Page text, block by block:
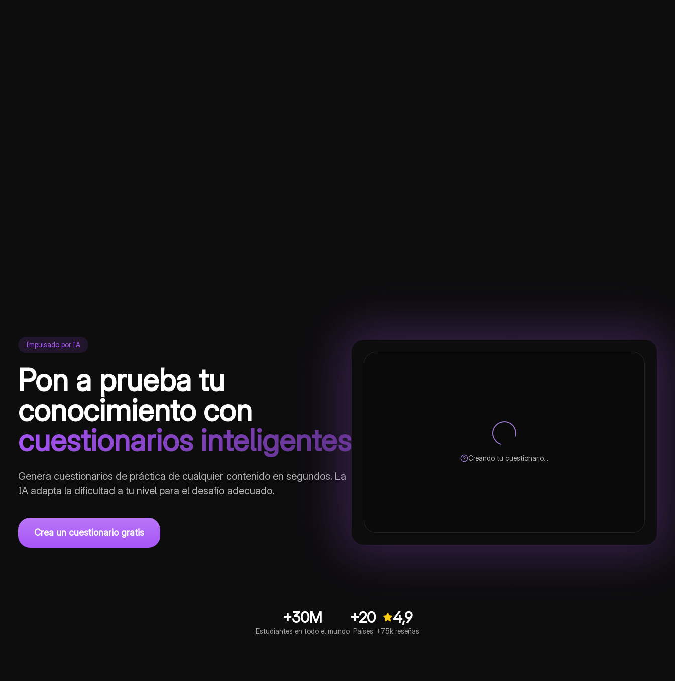
Impulsado por IA
Pon a prueba tu
conocimiento con
cuestionarios inteligentes
Genera cuestionarios de práctica de cualquier contenido en segundos. La
IA adapta la dificultad a tu nivel para el desafío adecuado.
Crea un cuestionario gratis
Nitrógeno
+30M
Estudiantes en todo el mundo
+20
Países
4,9
+75k reseñas